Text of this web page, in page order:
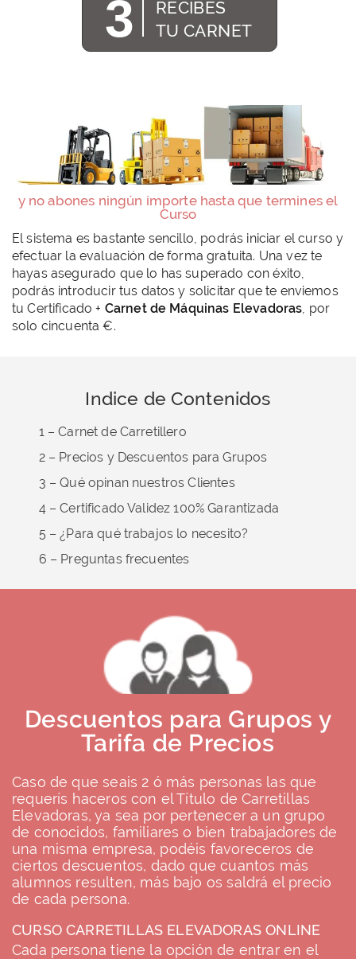
3
RECIBES
TU CARNET
y no abones ningún importe hasta que termines el
Curso
El sistema es bastante sencillo, podrás iniciar el curso y
efectuar la evaluación de forma gratuita. Una vez te
hayas asegurado que lo has superado con éxito,
podrás introducir tus datos y solicitar que te enviemos
tu Certificado + Carnet de Máquinas Elevadoras , por
solo cincuenta €.
Indice de Contenidos
1 – Carnet de Carretillero
2 – Precios y Descuentos para Grupos
3 – Qué opinan nuestros Clientes
4 – Certificado Validez 100% Garantizada
5 – ¿Para qué trabajos lo necesito?
6 – Preguntas frecuentes
Descuentos para Grupos y
Tarifa de Precios
Caso de que seais 2 ó más personas las que
requerís haceros con el Título de Carretillas
Elevadoras, ya sea por pertenecer a un grupo
de conocidos, familiares o bien trabajadores de
una misma empresa, podéis favoreceros de
ciertos descuentos, dado que cuantos más
alumnos resulten, más bajo os saldrá el precio
de cada persona.
CURSO CARRETILLAS ELEVADORAS ONLINE
Cada persona tiene la opción de entrar en el